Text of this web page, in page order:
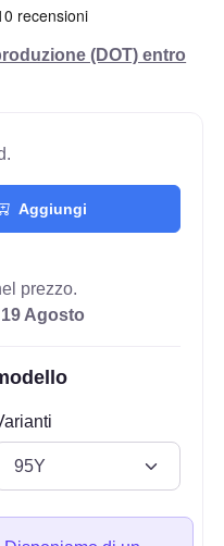
(DOT) entro
Aggiungi
prezzo.
19 Agosto